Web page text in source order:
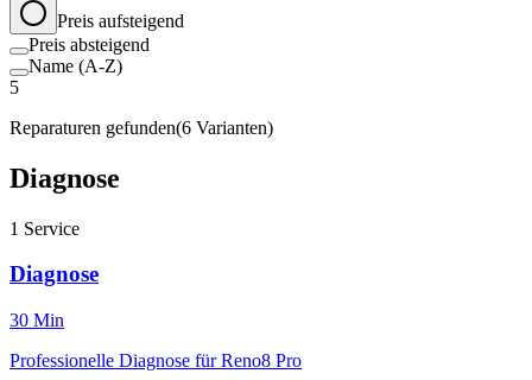
Preis aufsteigend
Preis absteigend
Name (A-Z)
5
Reparaturen gefunden(6 Varianten)
Diagnose
1 Service
Diagnose
30 Min
Professionelle Diagnose für Reno8 Pro